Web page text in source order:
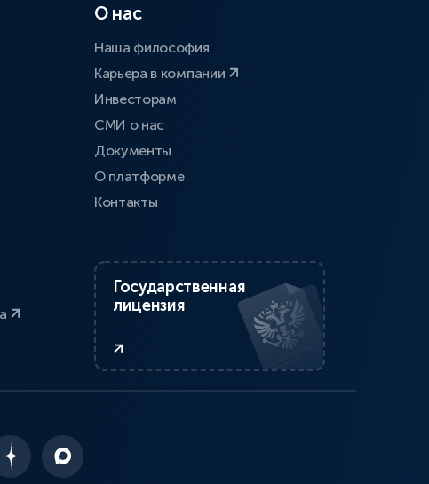
О нас
Наша философия
Карьера в компании
Инвесторам
СМИ о нас
Документы
О платформе
Контакты
Государственная
лицензия